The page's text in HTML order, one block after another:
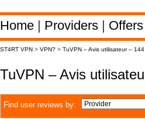
Home | Providers | Offers
ST4RT VPN > VPN? > TuVPN – Avis utilisateur – 144
TuVPN – Avis
Find user reviews by: